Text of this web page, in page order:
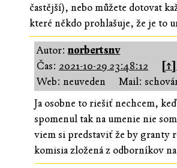
častější), nebo můžete dotovat
které někdo prohlašuje, že je to
Autor:norbertsnv
Čas: 2021-10-29 23:48:12
[↑]
Web: neuveden
Mail:
Ja osobne to riešiť nechcem,
spomenul tak na umenie nie
viem si predstaviť že by granty
komisia zložená z odborníkov